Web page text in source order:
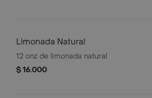
Limonada Natural
12 onz de limonada natural
$ 16.000